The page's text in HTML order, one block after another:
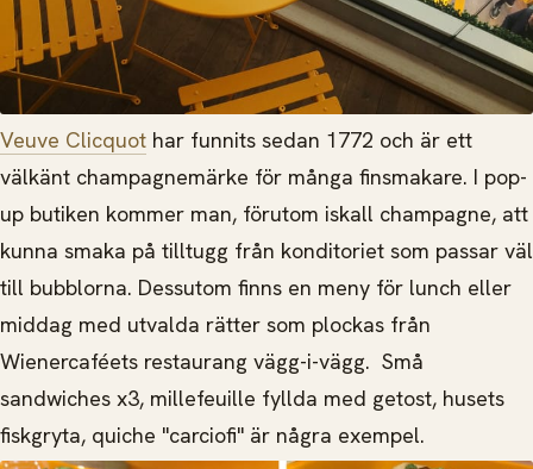
Veuve Clicquot har funnits sedan 1772 och är ett
välkänt champagnemärke för många finsmakare. I pop-
up butiken kommer man, förutom iskall champagne, att
kunna smaka på tilltugg från konditoriet som passar väl
till bubblorna. Dessutom finns en meny för lunch eller
middag med utvalda rätter som plockas från
Wienercaféets restaurang vägg-i-vägg. Små
sandwiches x3, millefeuille fyllda med getost, husets
fiskgryta, quiche "carciofi" är några exempel.